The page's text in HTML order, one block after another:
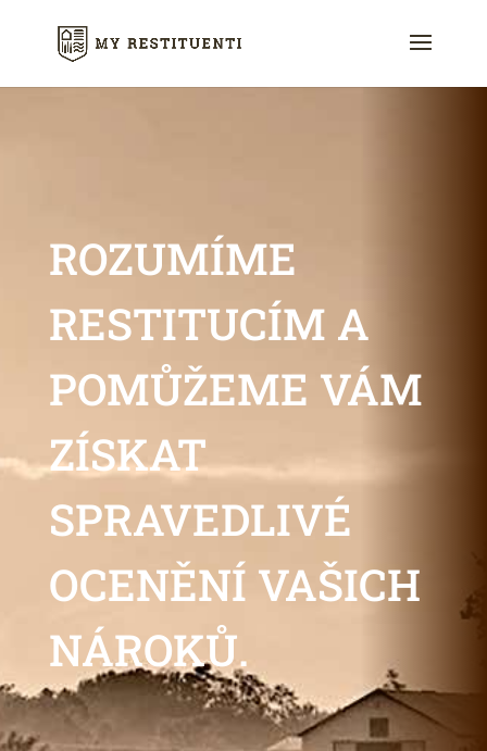
ROZUMÍME
RESTITUCÍM A
POMŮŽEME VÁM
ZÍSKAT
SPRAVEDLIVÉ
OCENĚNÍ VAŠICH
NÁROKŮ.